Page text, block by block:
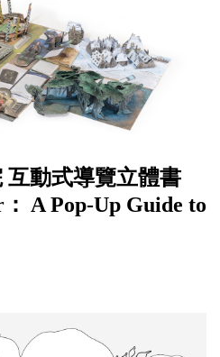
互動式導覽立體書
A Pop-Up Guide to